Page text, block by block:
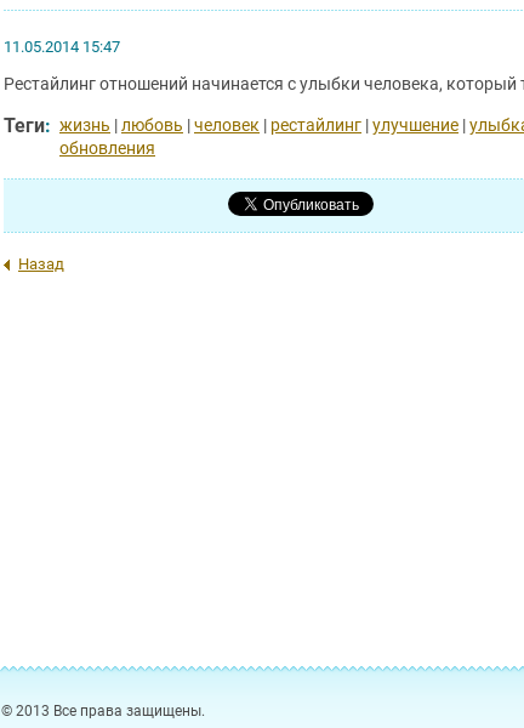
11.05.2014 15:47
Рестайлинг отношений начинается с улыбки человека, который
Теги: жизнь |любовь |человек | рестайлинг |улучшение |
обновления
Назад
© 2013 Все права защищены.